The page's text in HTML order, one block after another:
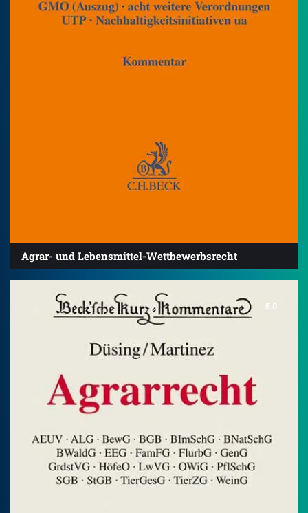
Agrar- und Lebensmittel-Wettbewerbsrecht
5.0